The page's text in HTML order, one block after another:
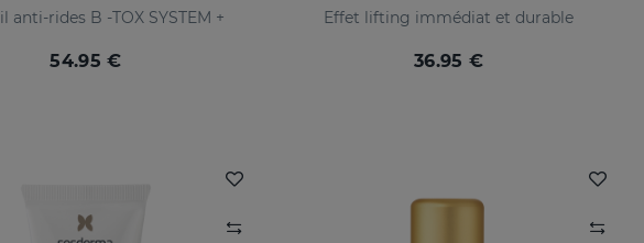
anti-rides B -TOX SYSTEM +
54.95 €
Effet lifting immédiat et durable
36.95 €